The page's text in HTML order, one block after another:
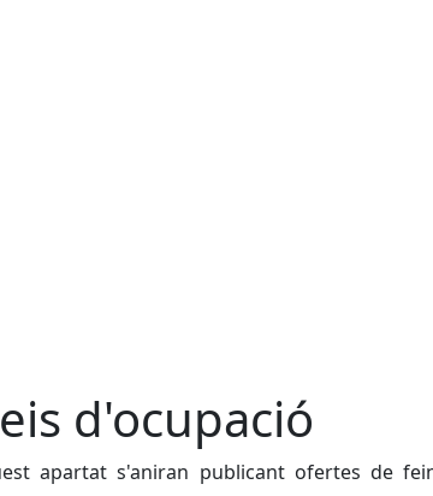
d'ocupació
apartat s'aniran publicant ofertes de